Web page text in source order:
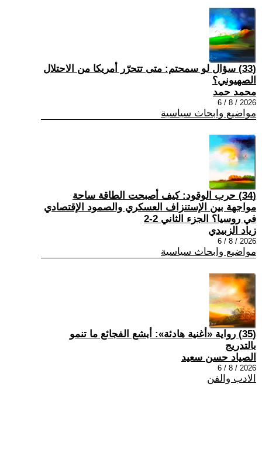
(33) سؤال لو سمحتم: متى تتحرّر أمريكا من الاحتلال
الصهيوني؟
محمد حمد
2026 / 8 / 6
مواضيع وابحاث سياسية
(34) حرب الوقود: كيف أصبحت الطاقة ساحة
مواجهة بين الإستنزاف العسكري والصمود الإقتصادي
في روسيا؟ الجزء الثاني 2-2
زياد الزبيدي
2026 / 8 / 6
مواضيع وابحاث سياسية
(35) رواية «أغنية هادئة»: أبشع الفجائع ما تنمو
بالتدريج
الصياد حسن سعيد
2026 / 8 / 6
الادب والفن